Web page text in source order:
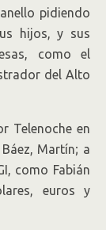
pidiendo
hijos, y sus
como el
del Alto
Telenoche en
Martín; a
como Fabián
euros y